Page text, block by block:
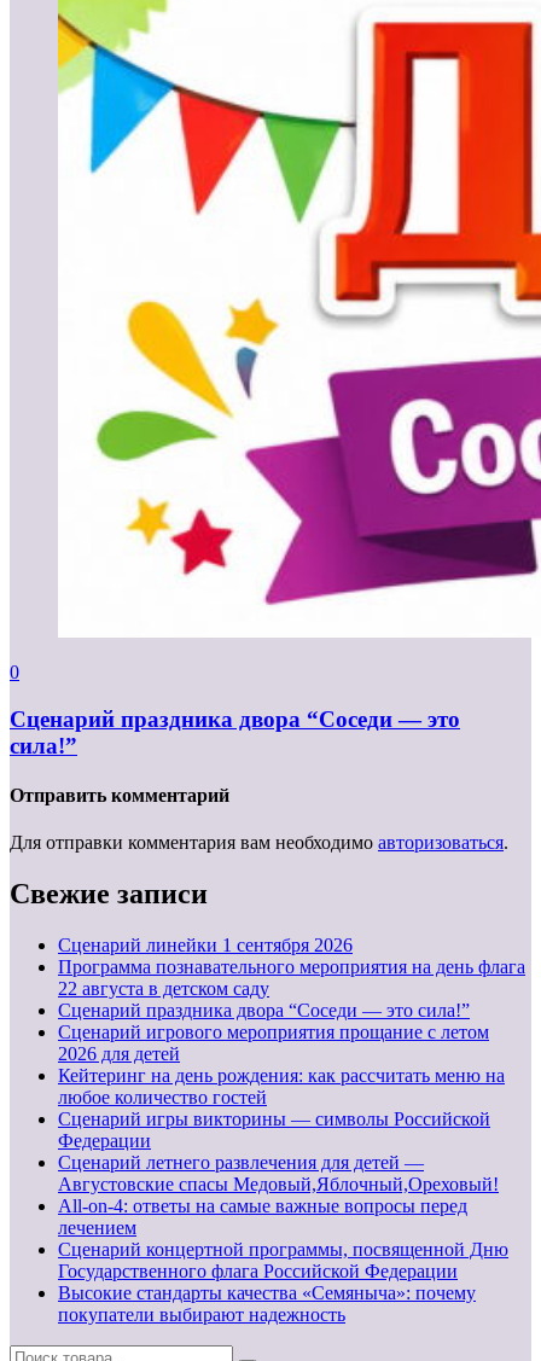
0
Сценарий праздника двора “Соседи — это
сила!”
Отправить комментарий
Для отправки комментария вам необходимо авторизоваться.
Свежие записи
Cценарий линейки 1 сентября 2026
Программа познавательного мероприятия на день флага
22 августа в детском саду
Сценарий праздника двора “Соседи — это сила!”
Сценарий игрового мероприятия прощание с летом
2026 для детей
Кейтеринг на день рождения: как рассчитать меню на
любое количество гостей
Сценарий игры викторины — символы Российской
Федерации
Сценарий летнего развлечения для детей —
Августовские спасы Медовый,Яблочный,Ореховый!
All-on-4: ответы на самые важные вопросы перед
лечением
Сценарий концертной программы, посвященной Дню
Государственного флага Российской Федерации
Высокие стандарты качества «Семяныча»: почему
покупатели выбирают надежность